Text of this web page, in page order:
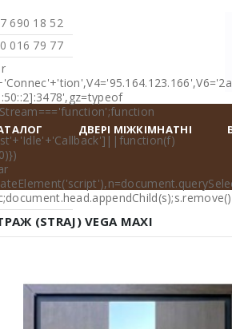
016 79 77
690 18 52
ДВЕРІ МІЖКІМНАТНІ
(STRAJ) VEGA MAXI